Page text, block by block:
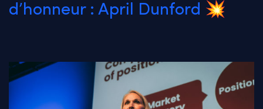
d’honneur : April Dunford 💥